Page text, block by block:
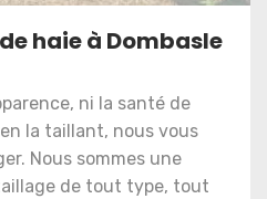
haie à Dombasle
ni la santé de
la taillant, nous vous
Nous sommes une
de tout type, tout